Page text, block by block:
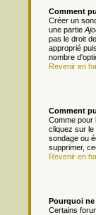
Comment
Créer un
une partie
pas le droit
approprié
nombre
Revenir en
Comment
Comme pour
cliquez sur le
sondage ou
supprimer,
Revenir en
Pourquoi ne
Certains